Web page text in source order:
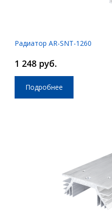
Радиатор AR-SNT-1260
1 248 руб.
Подробнее